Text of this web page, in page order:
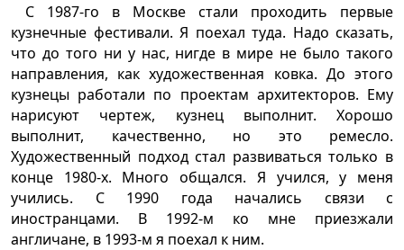
С 1987-го в Москве стали проходить первые
кузнечные фестивали. Я поехал туда. Надо сказать,
что до того ни у нас, нигде в мире не было такого
направления, как художественная ковка. До этого
кузнецы работали по проектам архитекторов. Ему
нарисуют чертеж, кузнец выполнит. Хорошо
выполнит, качественно, но это ремесло.
Художественный подход стал развиваться только в
конце 1980-х. Много общался. Я учился, у меня
учились. С 1990 года начались связи с
иностранцами. В 1992-м ко мне приезжали
англичане, в 1993-м я поехал к ним.